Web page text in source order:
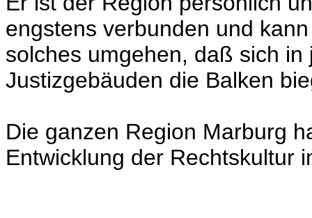
engstens verbunden und
solches umgehen, daß sich
Justizgebäuden die Balken
Die ganzen Region Marburg
Entwicklung der Rechtskultur